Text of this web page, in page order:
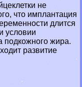
не
что имплантация
длится
условии
подкожного жира.
развитие